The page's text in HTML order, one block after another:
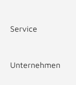
Service
Unternehmen